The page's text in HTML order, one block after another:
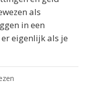
als
in een
eigenlijk als je